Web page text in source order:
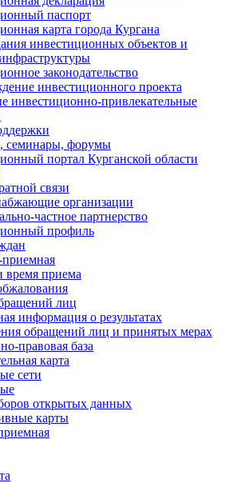
паспорт
карта города Кургана
инвестиционных объектов и
законодательство
инвестиционного проекта
инвестиционно-привлекательные
семинары, форумы
портал Курганской области
связи
организации
частное партнерство
профиль
время приема
лиц
информация о результатах
обращений лиц и принятых мерах
правовая база
карта
сети
открытых данных
карты